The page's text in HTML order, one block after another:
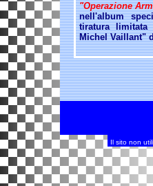
"Operazione
nell'album
tiratura
Michel Vaillant"
Il sito non